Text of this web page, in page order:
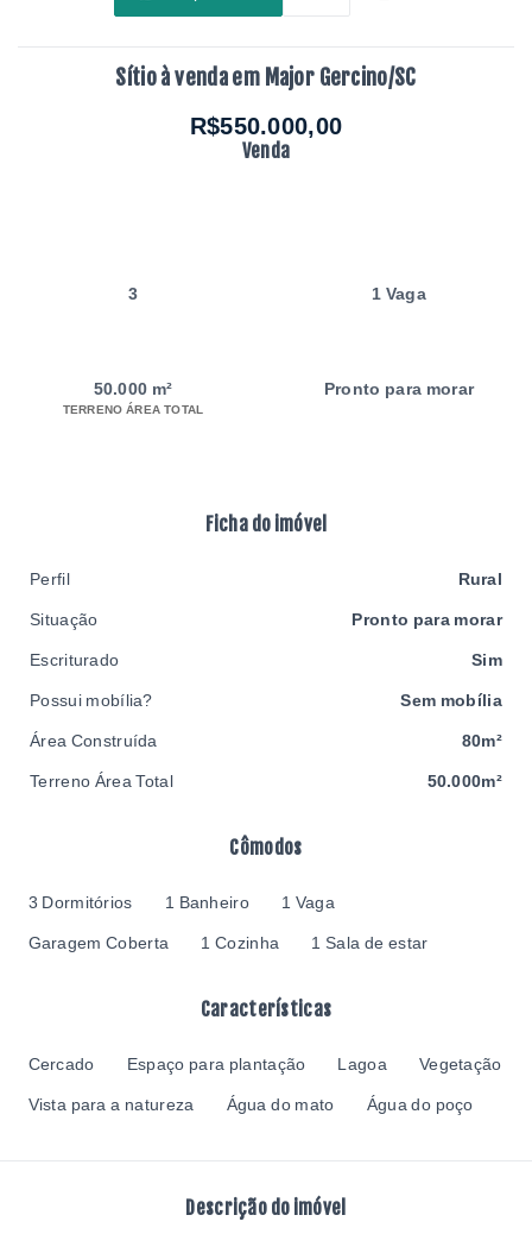
Sítio à venda em Major Gercino/SC
R$550.000,00
Venda
3 1 Vaga
50.000 m²
TERRENO ÁREA TOTAL
Pronto para morar
Cômodos
3 Dormitórios 1 Banheiro 1 Vaga
Garagem Coberta 1 Cozinha 1 Sala de estar
Características
Cercado Espaço para plantação Lagoa Vegetação
Vista para a natureza Água do mato Água do poço
Descrição do imóvel
Ficha do imóvel
Perfil Rural
Situação Pronto para morar
Escriturado Sim
Possui mobília? Sem mobília
Área Construída 80m²
Terreno Área Total 50.000m²